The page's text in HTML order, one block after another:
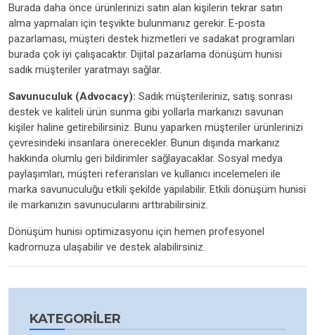
Burada daha önce ürünlerinizi satın alan kişilerin tekrar satın
alma yapmaları için teşvikte bulunmanız gerekir. E-posta
pazarlaması, müşteri destek hizmetleri ve sadakat programları
burada çok iyi çalışacaktır. Dijital pazarlama dönüşüm hunisi
sadık müşteriler yaratmayı sağlar.
Savunuculuk (Advocacy): Sadık müşterileriniz, satış sonrası
destek ve kaliteli ürün sunma gibi yollarla markanızı savunan
kişiler haline getirebilirsiniz. Bunu yaparken müşteriler ürünlerinizi
çevresindeki insanlara önerecekler. Bunun dışında markanız
hakkında olumlu geri bildirimler sağlayacaklar. Sosyal medya
paylaşımları, müşteri referansları ve kullanıcı incelemeleri ile
marka savunuculuğu etkili şekilde yapılabilir. Etkili dönüşüm hunisi
ile markanızın savunucularını arttırabilirsiniz.
Dönüşüm hunisi optimizasyonu için hemen profesyonel
kadromuza ulaşabilir ve destek alabilirsiniz.
KATEGORILER